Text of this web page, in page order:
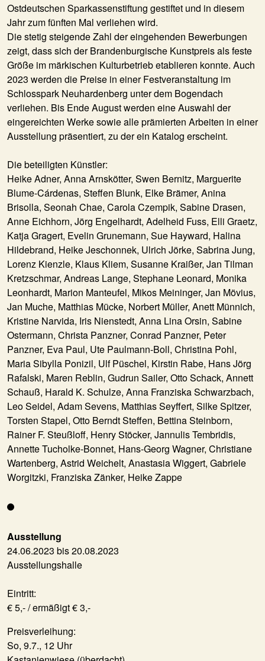
Ausstellung
24.06.2023 bis 20.08.2023
Ausstellungshalle
Eintritt:
€ 5,- / ermäßigt € 3,-
Preisverleihung:
So, 9.7., 12 Uhr
Ostdeutschen Sparkassenstiftung gestiftet und in diesem
Jahr zum fünften Mal verliehen wird.
Die stetig steigende Zahl der eingehenden Bewerbungen
zeigt, dass sich der Brandenburgische Kunstpreis als feste
Größe im märkischen Kulturbetrieb etablieren konnte. Auch
2023 werden die Preise in einer Festveranstaltung im
Schlosspark Neuhardenberg unter dem Bogendach
verliehen. Bis Ende August werden eine Auswahl der
eingereichten Werke sowie alle prämierten Arbeiten in einer
Ausstellung präsentiert, zu der ein Katalog erscheint.
Die beteiligten Künstler:
Heike Adner, Anna Arnskötter, Swen Bernitz, Marguerite
Blume-Cárdenas, Steffen Blunk, Elke Brämer, Anina
Brisolla, Seonah Chae, Carola Czempik, Sabine Drasen,
Anne Eichhorn, Jörg Engelhardt, Adelheid Fuss, Elli Graetz,
Katja Gragert, Evelin Grunemann, Sue Hayward, Halina
Hildebrand, Heike Jeschonnek, Ulrich Jörke, Sabrina Jung,
Lorenz Kienzle, Klaus Kliem, Susanne Kraißer, Jan Tilman
Kretzschmar, Andreas Lange, Stephane Leonard, Monika
Leonhardt, Marion Manteufel, Mikos Meininger, Jan Mövius,
Jan Muche, Matthias Mücke, Norbert Müller, Anett Münnich,
Kristine Narvida, Iris Nienstedt, Anna Lina Orsin, Sabine
Ostermann, Christa Panzner, Conrad Panzner, Peter
Panzner, Eva Paul, Ute Paulmann-Boll, Christina Pohl,
Maria Sibylla Ponizil, Ulf Püschel, Kirstin Rabe, Hans Jörg
Rafalski, Maren Reblin, Gudrun Sailer, Otto Schack, Annett
Schauß, Harald K. Schulze, Anna Franziska Schwarzbach,
Leo Seidel, Adam Sevens, Matthias Seyffert, Silke Spitzer,
Torsten Stapel, Otto Berndt Steffen, Bettina Steinborn,
Rainer F. Steußloff, Henry Stöcker, Jannulis Tembridis,
Annette Tucholke-Bonnet, Hans-Georg Wagner, Christiane
Wartenberg, Astrid Weichelt, Anastasia Wiggert, Gabriele
Worgitzki, Franziska Zänker, Heike Zappe